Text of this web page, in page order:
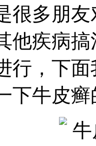
很多朋
他疾病
行，下面
下牛皮